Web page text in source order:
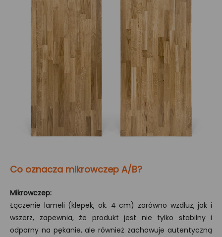
Co oznacza mikrowczep A/B?
Mikrowczep:
Łączenie lameli (klepek, ok. 4 cm) zarówno wzdłuż, jak i
wszerz, zapewnia, że produkt jest nie tylko stabilny i
odporny na pękanie, ale również zachowuje autentyczną